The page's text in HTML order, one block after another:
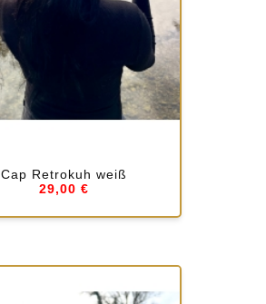
Cap Retrokuh weiß
29,00 €